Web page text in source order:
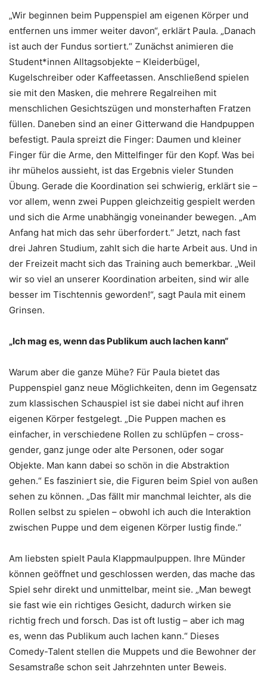
„Wir beginnen beim Puppenspiel am eigenen Körper und
entfernen uns immer weiter davon“, erklärt Paula. „Danach
ist auch der Fundus sortiert.“ Zunächst animieren die
Student*innen Alltagsobjekte – Kleiderbügel,
Kugelschreiber oder Kaffeetassen. Anschließend spielen
sie mit den Masken, die mehrere Regalreihen mit
menschlichen Gesichtszügen und monsterhaften Fratzen
füllen. Daneben sind an einer Gitterwand die Handpuppen
befestigt. Paula spreizt die Finger: Daumen und kleiner
Finger für die Arme, den Mittelfinger für den Kopf. Was bei
ihr mühelos aussieht, ist das Ergebnis vieler Stunden
Übung. Gerade die Koordination sei schwierig, erklärt sie –
vor allem, wenn zwei Puppen gleichzeitig gespielt werden
und sich die Arme unabhängig voneinander bewegen. „Am
Anfang hat mich das sehr überfordert.“ Jetzt, nach fast
drei Jahren Studium, zahlt sich die harte Arbeit aus. Und in
der Freizeit macht sich das Training auch bemerkbar. „Weil
wir so viel an unserer Koordination arbeiten, sind wir alle
besser im Tischtennis geworden!“, sagt Paula mit einem
Grinsen.
„Ich mag es, wenn das Publikum auch lachen kann“
Warum aber die ganze Mühe? Für Paula bietet das
Puppenspiel ganz neue Möglichkeiten, denn im Gegensatz
zum klassischen Schauspiel ist sie dabei nicht auf ihren
eigenen Körper festgelegt. „Die Puppen machen es
einfacher, in verschiedene Rollen zu schlüpfen – cross-
gender, ganz junge oder alte Personen, oder sogar
Objekte. Man kann dabei so schön in die Abstraktion
gehen.“ Es fasziniert sie, die Figuren beim Spiel von außen
sehen zu können. „Das fällt mir manchmal leichter, als die
Rollen selbst zu spielen – obwohl ich auch die Interaktion
zwischen Puppe und dem eigenen Körper lustig finde.“
Am liebsten spielt Paula Klappmaulpuppen. Ihre Münder
können geöffnet und geschlossen werden, das mache das
Spiel sehr direkt und unmittelbar, meint sie. „Man bewegt
sie fast wie ein richtiges Gesicht, dadurch wirken sie
richtig frech und forsch. Das ist oft lustig – aber ich mag
es, wenn das Publikum auch lachen kann.“ Dieses
Comedy-Talent stellen die Muppets und die Bewohner der
Sesamstraße schon seit Jahrzehnten unter Beweis.